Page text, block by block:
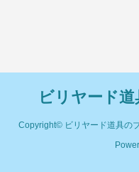
ビリヤード
Copyright© ビリヤード道具の